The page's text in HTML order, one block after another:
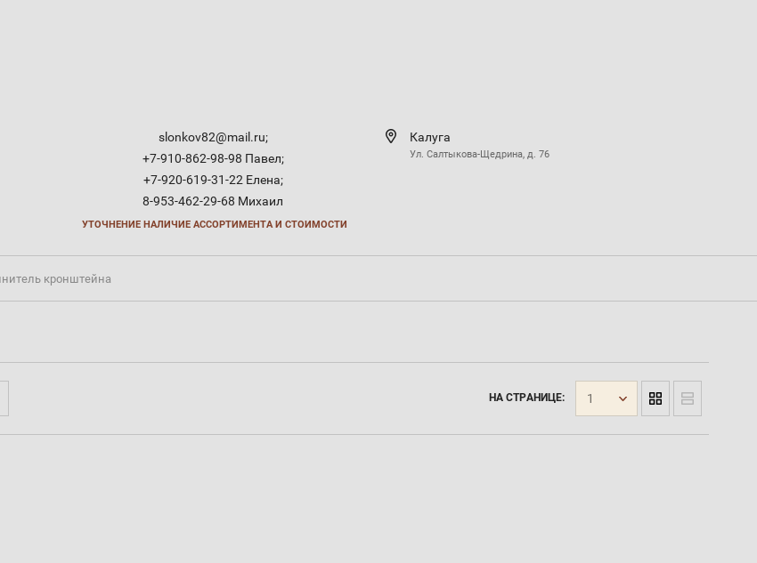
slonkov82@mail.ru;
+7-910-862-98-98 Павел;
+7-920-619-31-22 Елена;
8-953-462-29-68 Михаил
УТОЧНЕНИЕ НАЛИЧИЕ АССОРТИМЕНТА И СТОИМОСТИ
Калуга
Ул. Салтыкова-Щедрина, д. 76
кронштейна
НА СТРАНИЦЕ: 1